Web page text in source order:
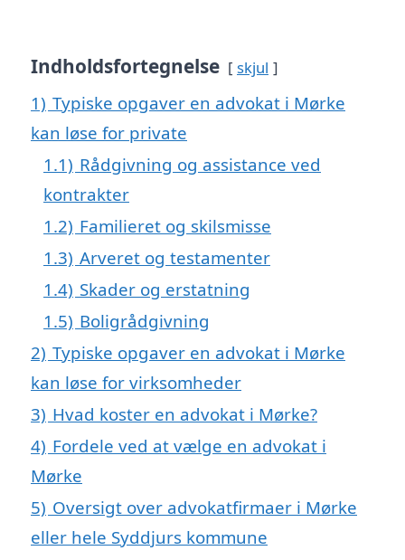
Indholdsfortegnelse skjul
1) Typiske opgaver en advokat i Mørke
kan løse for private
1.1) Rådgivning og assistance ved
kontrakter
1.2) Familieret og skilsmisse
1.3) Arveret og testamenter
1.4) Skader og erstatning
1.5) Boligrådgivning
2) Typiske opgaver en advokat i Mørke
kan løse for virksomheder
3) Hvad koster en advokat i Mørke?
4) Fordele ved at vælge en advokat i
Mørke
5) Oversigt over advokatfirmaer i Mørke
eller hele Syddjurs kommune